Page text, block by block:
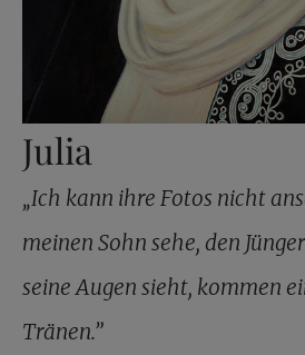
Julia
„Ich kann ihre Fotos nicht
meinen Sohn sehe, den
seine Augen sieht, kommen
Tränen.”